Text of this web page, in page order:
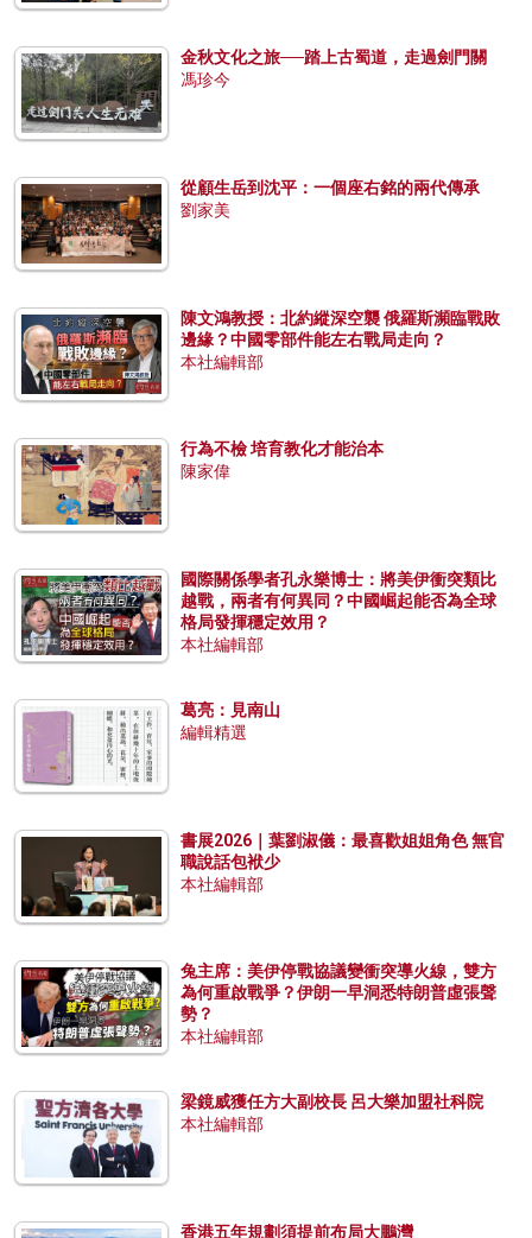
金秋文化之旅──踏上古蜀道，走過劍門關
馮珍今
從顧生岳到沈平：一個座右銘的兩代傳承
劉家美
陳文鴻教授：北約縱深空襲 俄羅斯瀕臨戰敗
邊緣？中國零部件能左右戰局走向？
本社編輯部
行為不檢 培育教化才能治本
陳家偉
國際關係學者孔永樂博士：將美伊衝突類比
越戰，兩者有何異同？中國崛起能否為全球
格局發揮穩定效用？
本社編輯部
葛亮：見南山
編輯精選
書展2026｜葉劉淑儀：最喜歡姐姐角色 無官
職說話包袱少
本社編輯部
兔主席：美伊停戰協議變衝突導火線，雙方
為何重啟戰爭？伊朗一早洞悉特朗普虛張聲
勢？
本社編輯部
梁鏡威獲任方大副校長 呂大樂加盟社科院
本社編輯部
香港五年規劃須提前布局大鵬灣